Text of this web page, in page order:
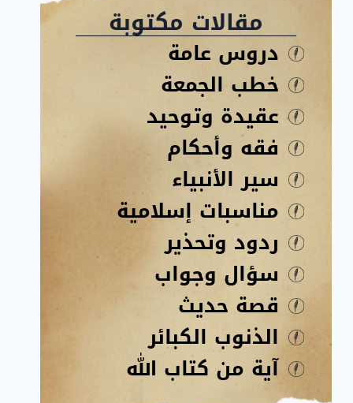
مقالات مكتوبة
دروس عامة
خطب الجمعة
عقيدة وتوحيد
فقه وأحكام
سير الأنبياء
مناسبات إسلامية
ردود وتحذير
سؤال وجواب
قصة حديث
الذنوب الكبائر
آية من كتاب الله